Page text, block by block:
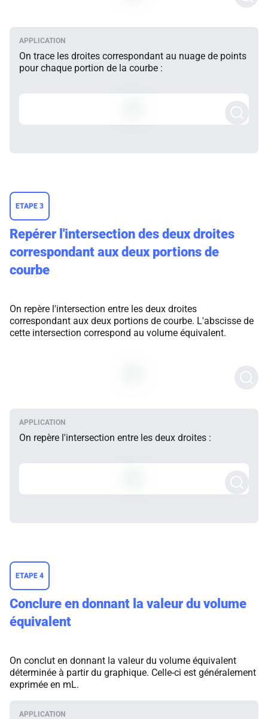
On trace les droites correspondant au nuage de points
pour chaque portion de la courbe :
ETAPE 3
Repérer l'intersection des deux droites
correspondant aux deux portions de
courbe
On repère l'intersection entre les deux droites
correspondant aux deux portions de courbe. L'abscisse de
cette intersection correspond au volume équivalent.
On repère l'intersection entre les deux droites :
ETAPE 4
Conclure en donnant la valeur du volume
équivalent
On conclut en donnant la valeur du volume équivalent
déterminée à partir du graphique. Celle-ci est généralement
exprimée en mL.